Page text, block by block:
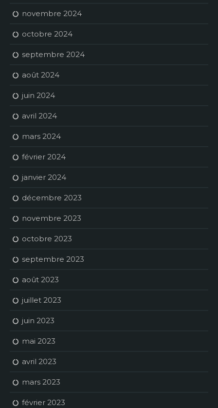
novembre 2024
octobre 2024
septembre 2024
août 2024
juin 2024
avril 2024
mars 2024
février 2024
janvier 2024
décembre 2023
novembre 2023
octobre 2023
septembre 2023
août 2023
juillet 2023
juin 2023
mai 2023
avril 2023
mars 2023
février 2023